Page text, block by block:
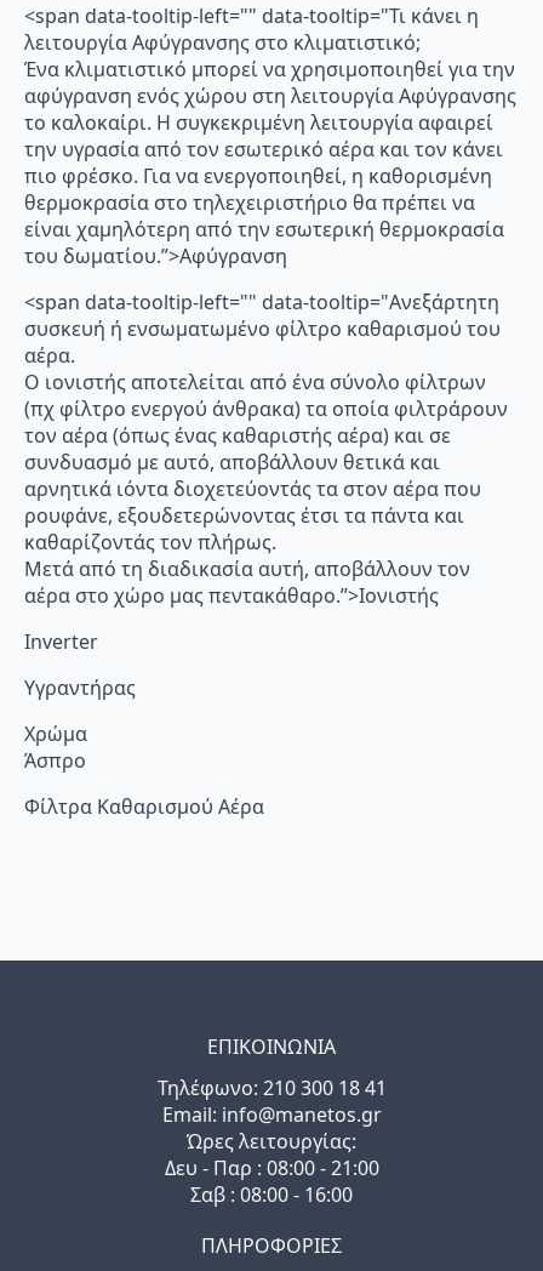
<span data-tooltip-left="" data-tooltip="Τι κάνει η
λειτουργία Αφύγρανσης στο κλιματιστικό;
Ένα κλιματιστικό μπορεί να χρησιμοποιηθεί για την
αφύγρανση ενός χώρου στη λειτουργία Αφύγρανσης
το καλοκαίρι. Η συγκεκριμένη λειτουργία αφαιρεί
την υγρασία από τον εσωτερικό αέρα και τον κάνει
πιο φρέσκο. Για να ενεργοποιηθεί, η καθορισμένη
θερμοκρασία στο τηλεχειριστήριο θα πρέπει να
είναι χαμηλότερη από την εσωτερική θερμοκρασία
του δωματίου.”>Αφύγρανση
<span data-tooltip-left="" data-tooltip="Ανεξάρτητη
συσκευή ή ενσωματωμένο φίλτρο καθαρισμού του
αέρα.
Ο ιονιστής αποτελείται από ένα σύνολο φίλτρων
(πχ φίλτρο ενεργού άνθρακα) τα οποία φιλτράρουν
τον αέρα (όπως ένας καθαριστής αέρα) και σε
συνδυασμό με αυτό, αποβάλλουν θετικά και
αρνητικά ιόντα διοχετεύοντάς τα στον αέρα που
ρουφάνε, εξουδετερώνοντας έτσι τα πάντα και
καθαρίζοντάς τον πλήρως.
Μετά από τη διαδικασία αυτή, αποβάλλουν τον
αέρα στο χώρο μας πεντακάθαρο.”>Ιονιστής
Inverter
Υγραντήρας
Χρώμα
Άσπρο
Φίλτρα Καθαρισμού Αέρα
ΕΠΙΚΟΙΝΩΝΙΑ
Τηλέφωνo: 210 300 18 41
Email: info@manetos.gr
Ώρες λειτουργίας:
Δευ - Παρ : 08:00 - 21:00
Σαβ : 08:00 - 16:00
ΠΛΗΡΟΦΟΡΙΕΣ